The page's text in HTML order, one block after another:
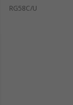
RG58C/U